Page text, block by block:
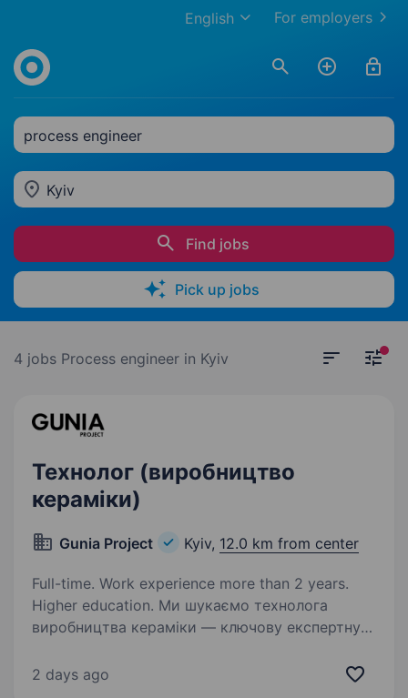
For employers
English
process engineer
Kyiv
Find jobs
Pick up jobs
4 jobs Process engineer in Kyiv
Технолог (виробництво
кераміки)
Gunia Project Kyiv, 12.0 km from center
Full-time. Work experience more than 2 years.
Higher education. Ми шукаємо технолога
виробництва кераміки — ключову експертну
технологічні процеси та розвиток продукту.
2 days ago